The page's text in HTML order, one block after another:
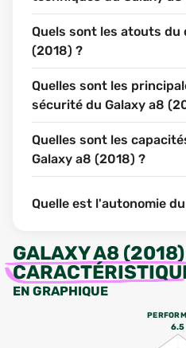
Quels sont les atouts du
(2018) ?
Quelles sont les
sécurité du Galaxy a8
Quelles sont les
Galaxy a8 (2018) ?
Quelle est l'autonomie
GALAXY A8 (2018)
EN GRAPHIQUE
6.5